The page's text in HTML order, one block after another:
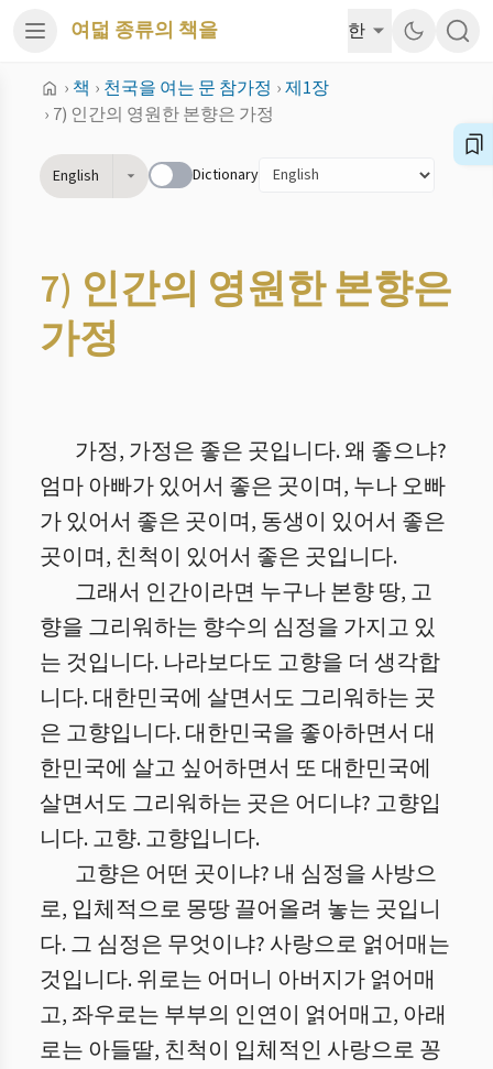
여덟 종류의 책을 한
› 책 › 천국을 여는 문 참가정 ›제1장
› 7) 인간의 영원한 본향은 가정
English Dictionary
7) 인간의 영원한 본향은
가정
가정, 가정은 좋은 곳입니다. 왜 좋으냐?
엄마 아빠가 있어서 좋은 곳이며, 누나 오빠
가 있어서 좋은 곳이며, 동생이 있어서 좋은
곳이며, 친척이 있어서 좋은 곳입니다.
그래서 인간이라면 누구나 본향 땅, 고
향을 그리워하는 향수의 심정을 가지고 있
는 것입니다. 나라보다도 고향을 더 생각합
니다. 대한민국에 살면서도 그리워하는 곳
은 고향입니다. 대한민국을 좋아하면서 대
한민국에 살고 싶어하면서 또 대한민국에
살면서도 그리워하는 곳은 어디냐? 고향입
니다. 고향. 고향입니다.
고향은 어떤 곳이냐? 내 심정을 사방으
로, 입체적으로 몽땅 끌어올려 놓는 곳입니
다. 그 심정은 무엇이냐? 사랑으로 얽어매는
것입니다. 위로는 어머니 아버지가 얽어매
고, 좌우로는 부부의 인연이 얽어매고, 아래
로는 아들딸, 친척이 입체적인 사랑으로 꽁